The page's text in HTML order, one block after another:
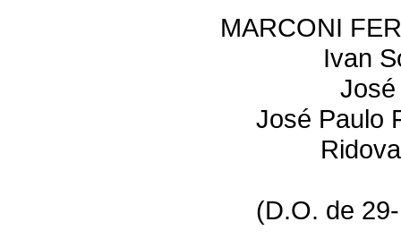
MARCONI
Ivan
José Paulo
(D.O. de